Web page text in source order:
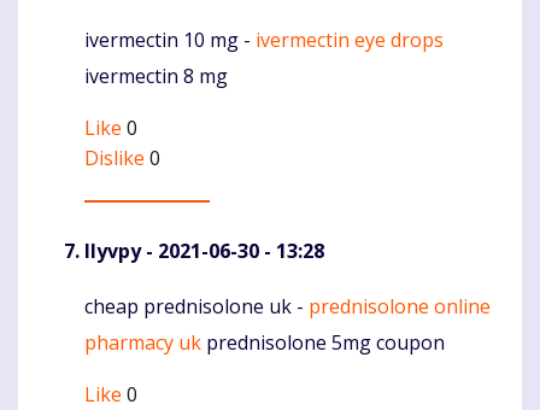
Komentaras
ivermectin 10 mg - ivermectin eye drops
ivermectin 8 mg
Like 0
Dislike 0
Ilyvpy- 2021-06-30 - 13:28
Komentaras
cheap prednisolone uk - prednisolone online
pharmacy uk prednisolone 5mg coupon
Like 0